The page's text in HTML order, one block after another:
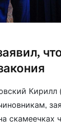
Кирилл
скамеечках